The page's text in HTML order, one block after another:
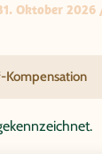
Oktober 2026
Kompensation